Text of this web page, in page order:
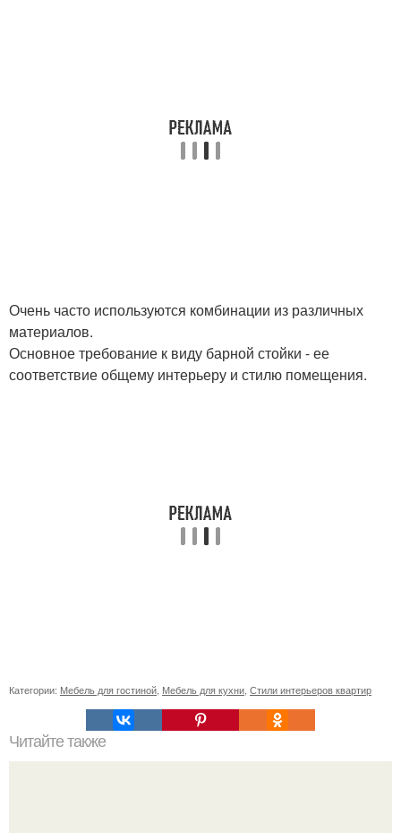
Очень часто используются комбинации из различных
материалов.
Основное требование к виду барной стойки - ее
соответствие общему интерьеру и стилю помещения.
Категории: Мебель для гостиной Мебель для кухни Стили интерьеров квартир
Читайте также